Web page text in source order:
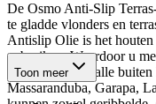
De Osmo Anti-Slip
te gladde vlonders en
Antislip Olie is het
gebruiken. Waardoor u
product is voor alle
Massaranduba, Garapa,
Toon meer